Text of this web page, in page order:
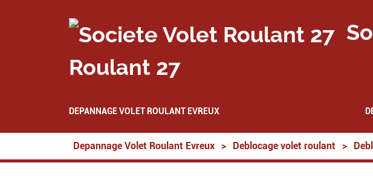
Roulant 27
DEPANNAGE VOLET ROULANT EVREUX
Depannage Volet Roulant Evreux > Deblocage volet roulant >